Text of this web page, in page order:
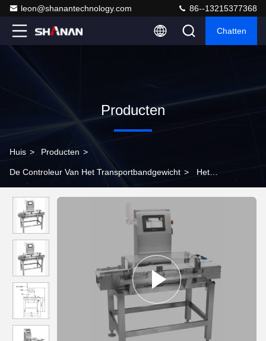
leon@shanantechnology.com 86--13215377368
Chatten
Producten
Huis > Producten >
De Controleur Van Het Transportbandgewicht > Het
Energie van de Voedselindustrie 220v 50HZ - besparing